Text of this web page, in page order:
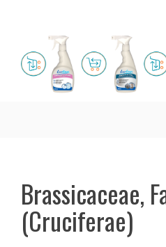
Brassicaceae,
(Cruciferae)